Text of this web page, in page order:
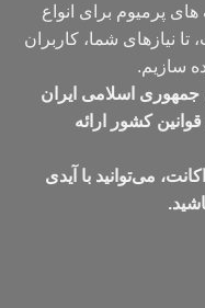
پرمیوم برای انواع
نیازهای شما، کاربران
سازیم.
جمهوری اسلامی ایران
کشور ارائه
می‌توانید با آیدی